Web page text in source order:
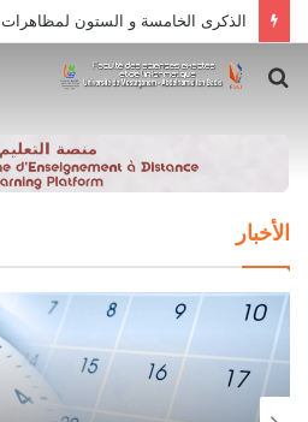
الذكرى الخامسة و الستون لمظاهرات 11 ديسمبر 1960 / 2025
بحث
الأخبار